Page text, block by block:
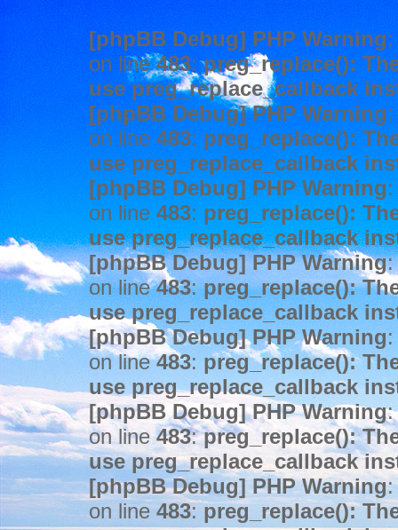
[phpBB Debug] PHP Warning
on line483:preg_replace():
use preg_replace_callback
[phpBB Debug] PHP Warning
on line 483: preg_replace():
use preg_replace_callback
[phpBB Debug] PHP Warning
on line 483: preg_replace():
use preg_replace_callback
[phpBB Debug] PHP Warning:
on line483:preg_replace():
use preg_replace_callback
[phpBB Debug] PHP Warning
on line483: preg_replace():
use preg_replace_callback
[phpBB Debug] PHP Warning:
on line483:preg_replace():
use preg_replace_callback
[phpBB Debug] PHP Warning:
on line 483:preg_replace():